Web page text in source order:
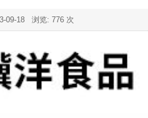
09-18 浏览: 776 次